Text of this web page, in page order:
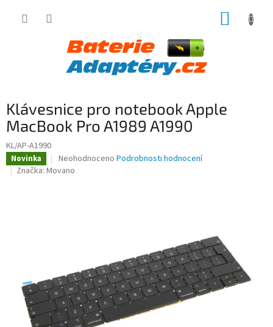
Klávesnice pro notebook Apple
MacBook Pro A1989 A1990
KL/AP-A1990
Novinka
Průměrné
hodnocení
Neohodnoceno Podrobnosti hodnocení
Značka: Movano